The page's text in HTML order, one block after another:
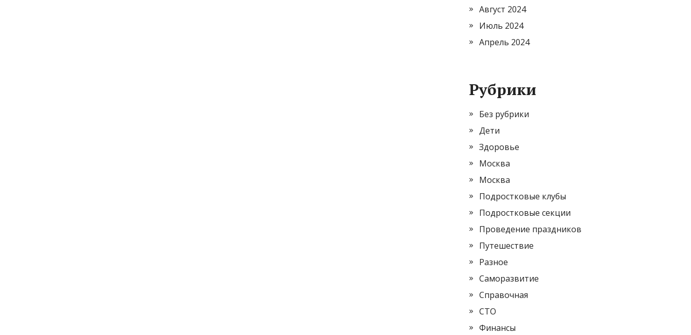
Август 2024
Июль 2024
Апрель 2024
Рубрики
Без рубрики
Дети
Здоровье
Москва
Москва
Подростковые клубы
Подростковые секции
Проведение праздников
Путешествие
Разное
Саморазвитие
Справочная
СТО
Финансы